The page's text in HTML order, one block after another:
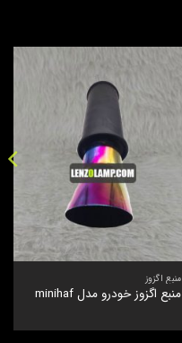
منبع اگزوز
منبع اگزوز خودرو مدل minihaf